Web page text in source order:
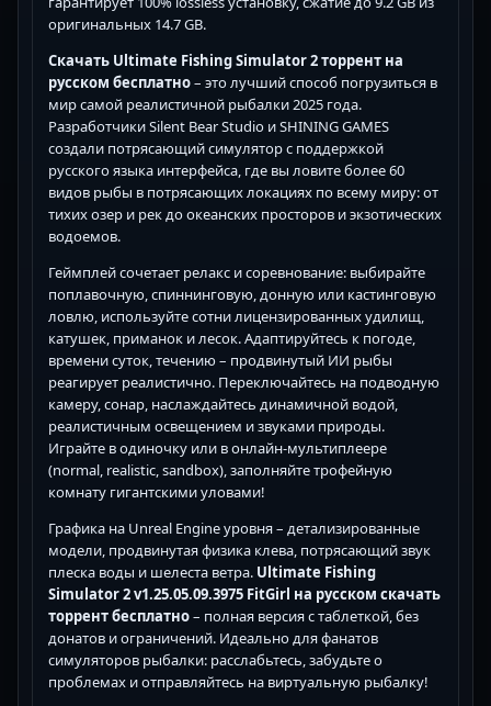
оригинальных 14.7 GB.
Скачать Ultimate Fishing Simulator 2 торрент на
русском бесплатно– это лучший способ погрузиться в
мир самой реалистичной рыбалки 2025 года.
Разработчики Silent Bear Studio и SHINING GAMES
создали потрясающий симулятор с поддержкой
русского языка интерфейса, где вы ловите более 60
видов рыбы в потрясающих локациях по всему миру: от
тихих озер и рек до океанских просторов и экзотических
водоемов.
Геймплей сочетает релакс и соревнование: выбирайте
поплавочную, спиннинговую, донную или кастинговую
ловлю, используйте сотни лицензированных удилищ,
катушек, приманок и лесок. Адаптируйтесь к погоде,
времени суток, течению – продвинутый ИИ рыбы
реагирует реалистично. Переключайтесь на подводную
камеру, сонар, наслаждайтесь динамичной водой,
реалистичным освещением и звуками природы.
Играйте в одиночку или в онлайн-мультиплеере
(normal, realistic, sandbox), заполняйте трофейную
комнату гигантскими уловами!
Графика на Unreal Engine уровня – детализированные
модели, продвинутая физика клева, потрясающий звук
плеска воды и шелеста ветра. Ultimate Fishing
Simulator 2 v1.25.05.09.3975 FitGirl на русском скачать
торрент бесплатно– полная версия с таблеткой, без
донатов и ограничений. Идеально для фанатов
симуляторов рыбалки: расслабьтесь, забудьте о
проблемах и отправляйтесь на виртуальную рыбалку!